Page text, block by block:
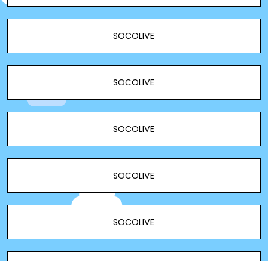
SOCOLIVE
SOCOLIVE
SOCOLIVE
SOCOLIVE
SOCOLIVE